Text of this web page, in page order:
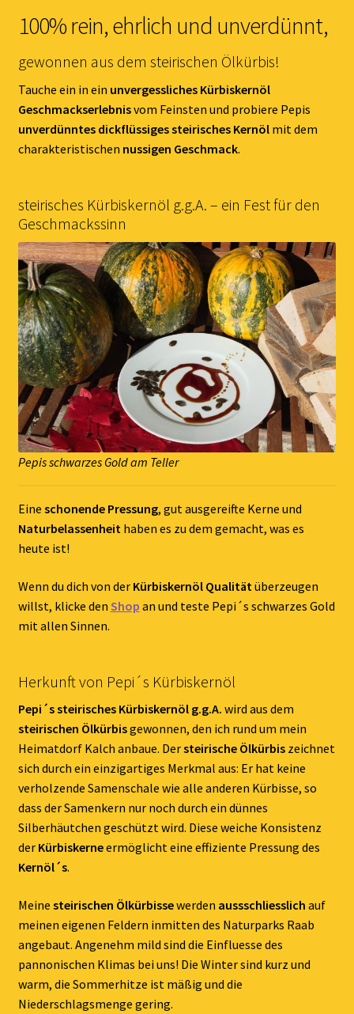
Übers Kernöl
News
Kontakt
Gästebuch
100% rein, ehrlich und unverdünnt,
gewonnen aus dem steirischen Ölkürbis!
Tauche ein in ein unvergessliches Kürbiskernöl
Geschmackserlebnisvom Feinsten und probiere Pepis
unverdünntes dickflüssiges steirisches Kernölmit dem
charakteristischen nussigen Geschmack.
steirisches Kürbiskernöl g.g.A. – ein Fest für den
Geschmackssinn
Pepis schwarzes Gold am Teller
Eine schonende Pressung, gut ausgereifte Kerne und
Naturbelassenheithaben es zu dem gemacht, was es
heute ist!
Wenn du dich von der Kürbiskernöl Qualität überzeugen
willst, klicke den Shop an und teste Pepi´s schwarzes Gold
mit allen Sinnen.
Herkunft von Pepi´s Kürbiskernöl
Pepi´s steirisches Kürbiskernöl g.g.A. wird aus dem
steirischen Ölkürbisgewonnen, den ich rund um mein
Heimatdorf Kalch anbaue. Dersteirische Ölkürbiszeichnet
sich durch ein einzigartiges Merkmal aus: Er hat keine
verholzende Samenschale wie alle anderen Kürbisse, so
dass der Samenkern nur noch durch ein dünnes
Silberhäutchen geschützt wird. Diese weiche Konsistenz
der Kürbiskerneermöglicht eine effiziente Pressung des
Kernöl´s.
Meine steirischen Ölkürbissewerden aussschliesslich auf
meinen eigenen Feldern inmitten des Naturparks Raab
angebaut. Angenehm mild sind die Einfluesse des
pannonischen Klimas bei uns! Die Winter sind kurz und
warm, die Sommerhitze ist mäßig und die
Niederschlagsmenge gering.